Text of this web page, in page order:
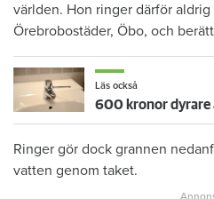
världen. Hon ringer därför
Örebrobostäder, Öbo, och
Läs också
Ringer gör dock grannen
vatten genom taket.